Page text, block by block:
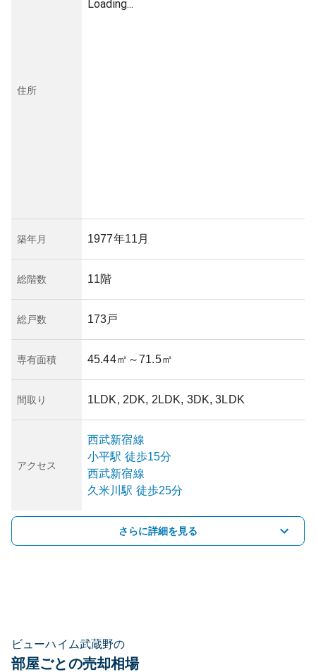
住所
Loading...
築年月 1977年11月
総階数 11階
総戸数 173戸
専有面積 45.44㎡ ～71.5㎡
間取り 1LDK, 2DK, 2LDK, 3DK, 3LDK
アクセス
西武新宿線
小平駅 徒歩15分
西武新宿線
久米川駅 徒歩25分
さらに詳細を見る
ビューハイム武蔵野の
部屋ごとの売却相場